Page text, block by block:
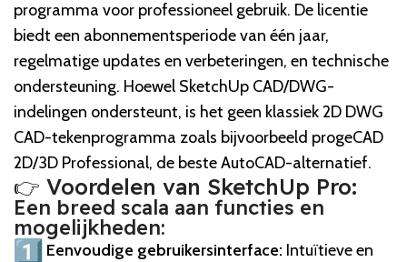
programma voor professioneel gebruik. De licentie
biedt een abonnementsperiode van één jaar,
regelmatige updates en verbeteringen, en technische
ondersteuning. Hoewel SketchUp CAD/DWG-
indelingen ondersteunt, is het geen klassiek 2D DWG
CAD-tekenprogramma zoals bijvoorbeeld progeCAD
2D/3D Professional, de beste AutoCAD-alternatief.
👉 Voordelen van SketchUp Pro:
Een breed scala aan functies en
mogelijkheden:
Eenvoudige gebruikersinterface: Intuïtieve en